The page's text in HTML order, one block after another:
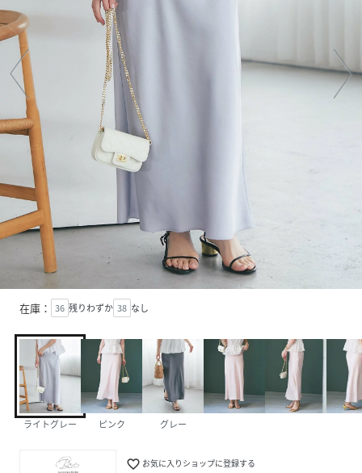
在庫： 36 残りわずか 38 なし
ライトグレー ピンク グレー
favorite_border お気に入りショップに登録する